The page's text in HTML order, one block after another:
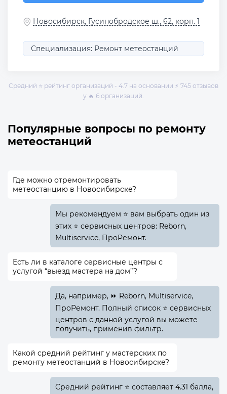
Новосибирск, Гусинобродское ш., 62, корп. 1
Специализация: Ремонт метеостанций
Средний ⭐ рейтинг организаций - 4.7 на основании ⚡ 745 отзывов
у 🔥 6 организаций.
Популярные вопросы по ремонту
метеостанций
Где можно отремонтировать
метеостанцию в Новосибирске?
Мы рекомендуем ⭐ вам выбрать один из
этих ⭐ сервисных центров: Reborn,
Multiservice, ПроРемонт.
Есть ли в каталоге сервисные центры с
услугой “выезд мастера на дом”?
Да, например, ⏩ Reborn, Multiservice,
ПроРемонт. Полный список ⭐ сервисных
центров с данной услугой вы можете
получить, применив фильтр.
Какой средний рейтинг у мастерских по
ремонту метеостанций в Новосибирске?
Средний рейтинг ⭐ составляет 4.31 балла,